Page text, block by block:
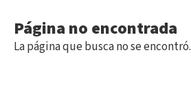
Página no encontrada
La página que busca no se encontró.